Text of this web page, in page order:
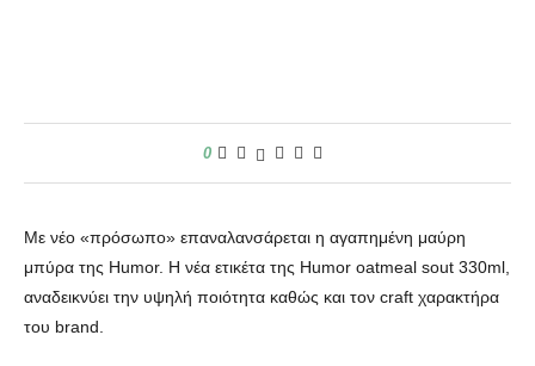
0
Με νέο «πρόσωπο» επαναλανσάρεται η αγαπημένη μαύρη
μπύρα της Humor. Η νέα ετικέτα της Humor oatmeal sout 330ml,
αναδεικνύει την υψηλή ποιότητα καθώς και τον craft χαρακτήρα
του brand.